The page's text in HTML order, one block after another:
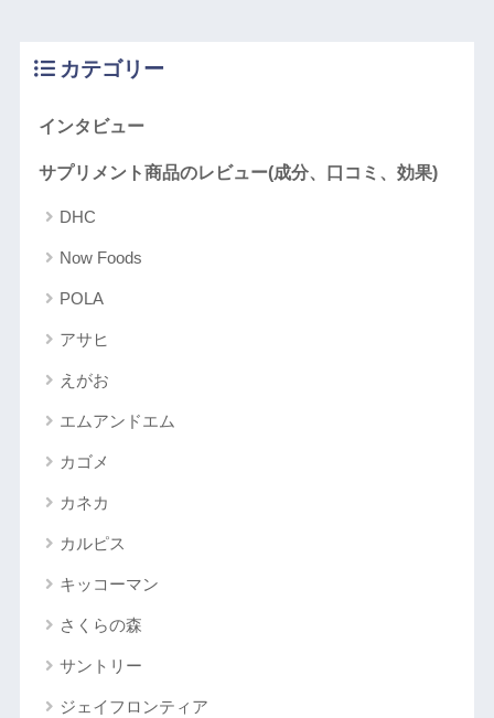
カテゴリー
インタビュー
サプリメント商品のレビュー(成分、口コミ、効果)
DHC
Now Foods
POLA
アサヒ
えがお
エムアンドエム
カゴメ
カネカ
カルピス
キッコーマン
さくらの森
サントリー
ジェイフロンティア